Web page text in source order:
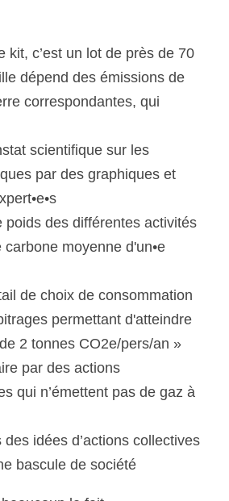
kit, c’est un lot de près de 70
dépend des émissions de
correspondantes, qui
scientifique sur les
par des graphiques et
poids des différentes activités
carbone moyenne d'un•e
de choix de consommation
permettant d'atteindre
2 tonnes CO2e/pers/an »
par des actions
qui n’émettent pas de gaz à
idées d’actions collectives
bascule de société